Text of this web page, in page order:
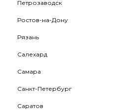
Петрозаводск
Ростов-на-Дону
Рязань
Салехард
Самара
Санкт-Петербург
Саратов